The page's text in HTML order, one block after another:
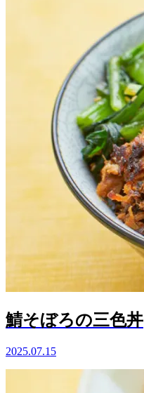
鯖そぼろの三色丼
2025.07.15